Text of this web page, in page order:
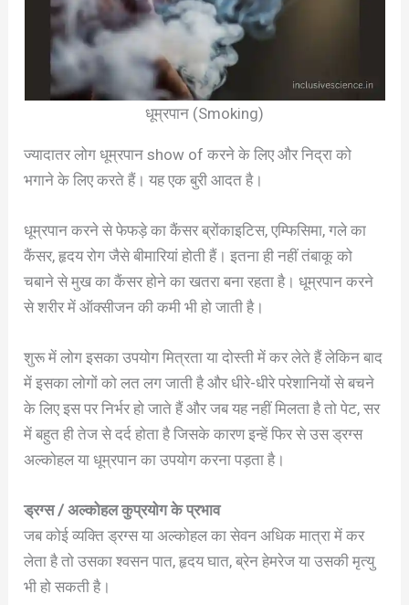
धूम्रपान (Smoking)
ज्यादातर लोग धूम्रपान show of करने के लिए और निद्रा को
भगाने के लिए करते हैं। यह एक बुरी आदत है।
धूम्रपान करने से फेफड़े का कैंसर ब्रोंकाइटिस, एम्फिसिमा, गले का
कैंसर, हृदय रोग जैसे बीमारियां होती हैं। इतना ही नहीं तंबाकू को
चबाने से मुख का कैंसर होने का खतरा बना रहता है। धूम्रपान करने
से शरीर में ऑक्सीजन की कमी भी हो जाती है।
शुरू में लोग इसका उपयोग मित्रता या दोस्ती में कर लेते हैं लेकिन बाद
में इसका लोगों को लत लग जाती है और धीरे-धीरे परेशानियों से बचने
के लिए इस पर निर्भर हो जाते हैं और जब यह नहीं मिलता है तो पेट, सर
में बहुत ही तेज से दर्द होता है जिसके कारण इन्हें फिर से उस ड्रग्स
अल्कोहल या धूम्रपान का उपयोग करना पड़ता है।
ड्रग्स / अल्कोहल कुप्रयोग के प्रभाव
जब कोई व्यक्ति ड्रग्स या अल्कोहल का सेवन अधिक मात्रा में कर
लेता है तो उसका श्वसन पात, हृदय घात, ब्रेन हेमरेज या उसकी मृत्यु
भी हो सकती है।